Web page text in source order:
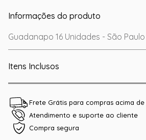
Informações do produto
Guadanapo 16 Unidades - São
Itens Inclusos
Frete Grátis para compras acima de
Atendimento e suporte ao cliente
Compra segura